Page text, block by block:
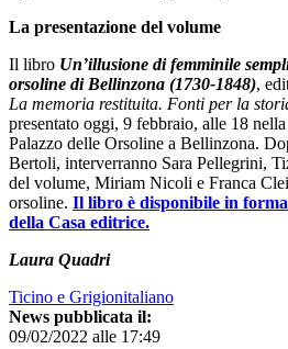
La presentazione del volume
Il libro Un’illusione di femminile
orsoline di Bellinzona (1730-1848),
La memoria restituita. Fonti per la
presentato oggi, 9 febbraio, alle 18
Palazzo delle Orsoline a Bellinzona.
Bertoli, interverranno Sara Pellegrini,
del volume, Miriam Nicoli e Franca
orsoline. Il libro è disponibile in
della Casa editrice.
Laura Quadri
Ticino e Grigionitaliano
News pubblicata il:
09/02/2022 alle 17:49